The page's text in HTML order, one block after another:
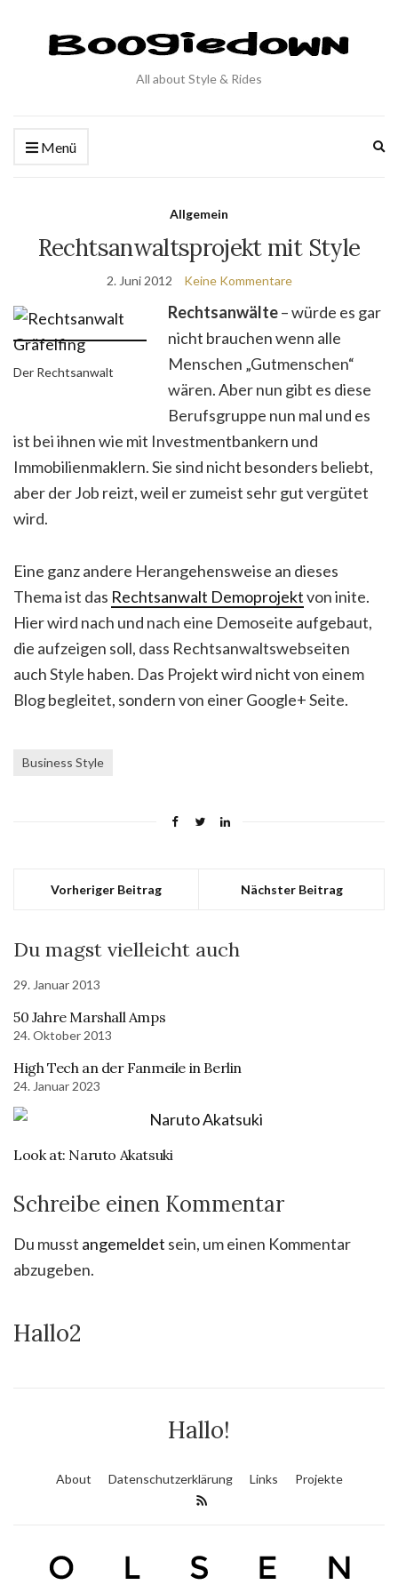
All about Style & Rides
Menü
Allgemein
Rechtsanwaltsprojekt mit Style
2. Juni 2012 Keine Kommentare
Der Rechtsanwalt
Rechtsanwälte– würde es gar
nicht brauchen wenn alle
Menschen „Gutmenschen“
wären. Aber nun gibt es diese
Berufsgruppe nun mal und es
ist bei ihnen wie mit Investmentbankern und
Immobilienmaklern. Sie sind nicht besonders beliebt,
aber der Job reizt, weil er zumeist sehr gut vergütet
wird.
Eine ganz andere Herangehensweise an dieses
Thema ist das Rechtsanwalt Demoprojektvon inite.
Hier wird nach und nach eine Demoseite aufgebaut,
die aufzeigen soll, dass Rechtsanwaltswebseiten
auch Style haben. Das Projekt wird nicht von einem
Blog begleitet, sondern von einer Google+ Seite.
Business Style
Vorheriger Beitrag Nächster Beitrag
Du magst vielleicht auch
29. Januar 2013
50 Jahre Marshall Amps
24. Oktober 2013
High Tech an der Fanmeile in Berlin
24. Januar 2023
Look at: Naruto Akatsuki
Schreibe einen Kommentar
Du musst angemeldet sein, um einen Kommentar
abzugeben.
Hallo2
Hallo!
About Datenschutzerklärung Links Projekte